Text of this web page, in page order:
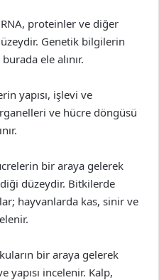
proteinler ve diğer
Genetik bilgilerin
ele alınır.
yapısı, işlevi ve
ve hücre döngüsü
bir araya gelerek
düzeydir. Bitkilerde
hayvanlarda kas, sinir ve
bir araya gelerek
yapısı incelenir. Kalp,